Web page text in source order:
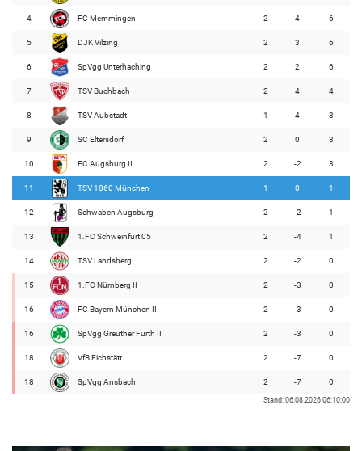
4 FC Memmingen 2 4 6
5 DJK Vilzing 2 3 6
6 SpVgg Unterhaching 2 2 6
7 TSV Buchbach 2 4 4
8 TSV Aubstadt 1 4 3
9 SC Eltersdorf 2 0 3
10 FC Augsburg II 2 -2 3
11 TSV 1860 München 1 0 1
12 Schwaben Augsburg 2 -2 1
13 1.FC Schweinfurt 05 2 -4 1
14 TSV Landsberg 2 -2 0
15 1.FC Nürnberg II 2 -3 0
16 FC Bayern München II 2 -3 0
16 SpVgg Greuther Fürth II 2 -3 0
18 VfB Eichstätt 2 -7 0
18 SpVgg Ansbach 2 -7 0
Stand: 06.08.2026 06:10:00